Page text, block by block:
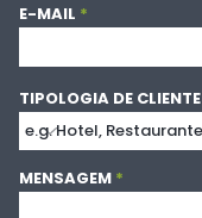
E-MAIL
TIPOLOGIA DE CLIENTE
MENSAGEM